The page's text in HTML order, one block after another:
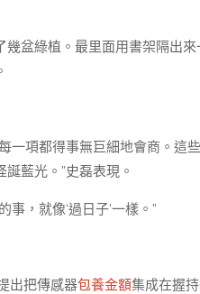
盆綠植。最里面用書架隔出來
一項都得事無巨細地會商。這
藍光。”史磊表現。
，就像‘過日子’一樣。”
出把傳感器包養金額集成在握